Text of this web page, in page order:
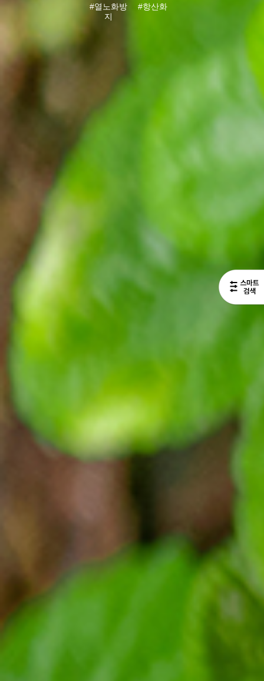
#열노화방
지
#항산화